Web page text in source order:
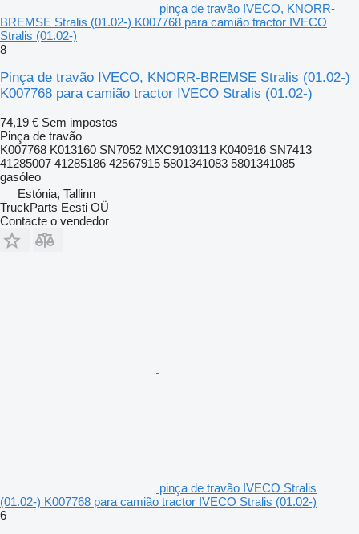
pinça de travão IVECO, KNORR-
BREMSE Stralis (01.02-) K007768 para camião tractor IVECO
Stralis (01.02-)
8
Pinça de travão IVECO, KNORR-BREMSE Stralis (01.02-)
K007768 para camião tractor IVECO Stralis (01.02-)
74,19 € Sem impostos
Pinça de travão
K007768 K013160 SN7052 MXC9103113 K040916 SN7413
41285007 41285186 42567915 5801341083 5801341085
gasóleo
Estónia, Tallinn
TruckParts Eesti OÜ
Contacte o vendedor
pinça de travão IVECO Stralis
(01.02-) K007768 para camião tractor IVECO Stralis (01.02-)
6